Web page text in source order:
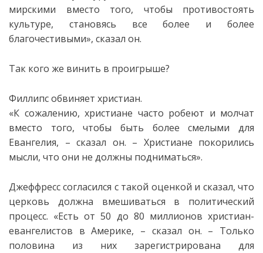
мирскими вместо того, чтобы противостоять
культуре, становясь все более и более
благочестивыми», сказал он.
Так кого же винить в проигрыше?
Филлипс обвиняет христиан.
«К сожалению, христиане часто робеют и молчат
вместо того, чтобы быть более смелыми для
Евангелия, – сказал он. – Христиане покорились
мысли, что они не должны подниматься».
Джеффресс согласился с такой оценкой и сказал, что
церковь должна вмешиваться в политический
процесс. «Есть от 50 до 80 миллионов христиан-
евангелистов в Америке, – сказал он. – Только
половина из них зарегистрирована для